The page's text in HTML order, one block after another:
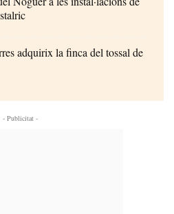
adquirix la finca del tossal de
- Publicitat -